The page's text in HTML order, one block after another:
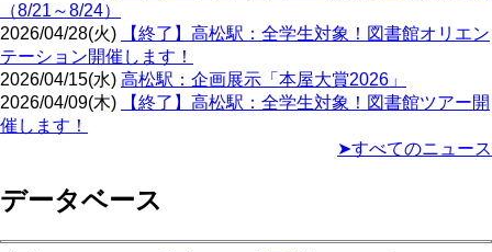
（8/21～8/24）
2026/04/28(火)
【終了】高松駅：全学生対象！図書館オリエン
テーション開催します！
2026/04/15(水) 高松駅：企画展示「本屋大賞2026」
2026/04/09(木)
【終了】高松駅：全学生対象！図書館ツアー開
催します！
➤すべてのニュース
データベース